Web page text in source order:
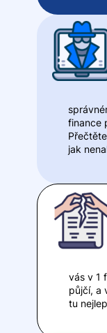
finance
jak
vás v 1
půjčí, a
tu